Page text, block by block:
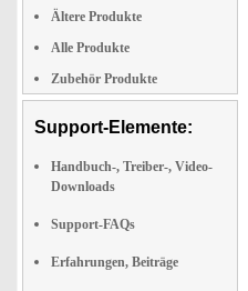
Ältere Produkte
Alle Produkte
Zubehör Produkte
Support-Elemente:
Handbuch-, Treiber-, Video-
Downloads
Support-FAQs
Erfahrungen, Beiträge